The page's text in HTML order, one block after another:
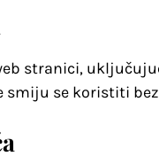
stranici,
se koristiti